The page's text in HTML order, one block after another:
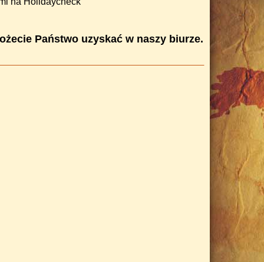
Państwo uzyskać w naszy biurze.